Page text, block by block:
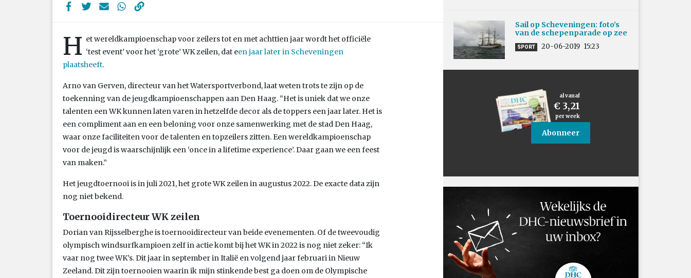
H et wereldkampioenschap voor zeilers tot en met achttien jaar wordt het officiële
‘test event’ voor het ‘grote’ WK zeilen, dat een jaar later in Scheveningen
plaatsheeft.
Arno van Gerven, directeur van het Watersportverbond, laat weten trots te zijn op de
toekenning van de jeugdkampioenschappen aan Den Haag. “Het is uniek dat we onze
talenten een WK kunnen laten varen in hetzelfde decor als de toppers een jaar later. Het is
een compliment aan en een beloning voor onze samenwerking met de stad Den Haag,
waar onze faciliteiten voor de talenten en topzeilers zitten. Een wereldkampioenschap
voor de jeugd is waarschijnlijk een ‘once in a lifetime experience’. Daar gaan we een feest
van maken.”
Het jeugdtoernooi is in juli 2021, het grote WK zeilen in augustus 2022. De exacte data zijn
nog niet bekend.
Toernooidirecteur WK zeilen
Dorian van Rijsselberghe is toernooidirecteur van beide evenementen. Of de tweevoudig
olympisch windsurfkampioen zelf in actie komt bij het WK in 2022 is nog niet zeker: “Ik
vaar nog twee WK’s. Dit jaar in september in Italië en volgend jaar februari in Nieuw
Zeeland. Dit zijn toernooien waarin ik mijn stinkende best ga doen om de Olympische
Sail op Scheveningen: foto’s
van de schepenparade op zee
SPORT 20-06-2019 15:23
al vanaf
€ 3,21
per week
Abonneer